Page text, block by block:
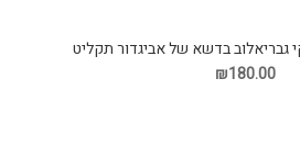
גבריאלוב בדשא של אביגדור תקליט
₪180.00